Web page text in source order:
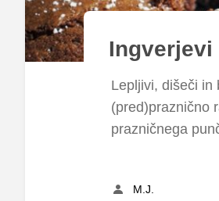
Lepljivi, dišeči in
(pred)praznično
prazničnega
M.J.